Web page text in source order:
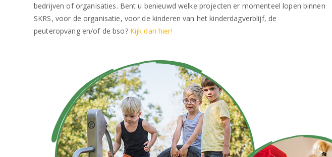
bedrijven of organisaties. Bent u benieuwd welke projecten er momenteel lopen binnen
SKRS, voor de organisatie, voor de kinderen van het kinderdagverblijf, de
peuteropvang en/of de bso? Kijk dan hier!